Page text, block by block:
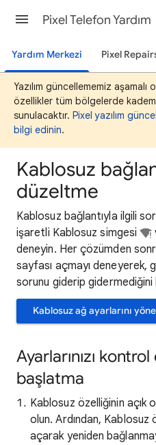
Pixel Telefon Yardım
Yardım Merkezi Pixel
Yazılım güncellememiz aşamalı
özellikler tüm bölgelerde
sunulacaktır. Pixel yazılım
bilgi edinin.
Kablosuz
düzeltme
Kablosuz bağlantıyla ilgili
işaretli Kablosuz simgesi
deneyin. Her çözümden
sayfası açmayı deneyerek,
sorunu giderip
Kablosuz ağ ayarlarını
Ayarlarınızı
başlatma
Kablosuz özelliğinin açık
olun. Ardından,
açarak yeniden